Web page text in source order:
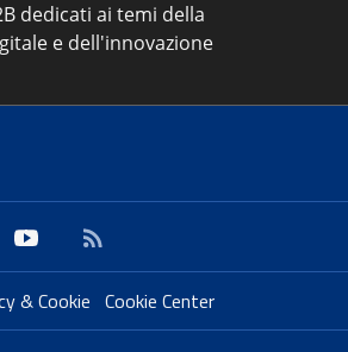
dedicati ai temi della
e dell'innovazione
& Cookie Cookie Center